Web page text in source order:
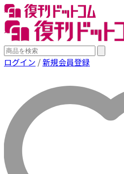
ログイン /新規会員登録